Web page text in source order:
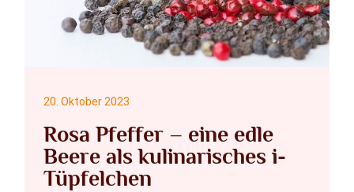
Rosa Pfeffer – eine edle
Beere als kulinarisches i-
Tüpfelchen
20. Oktober 2023